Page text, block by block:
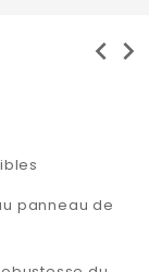
chevron_left chevron_right
panneau de